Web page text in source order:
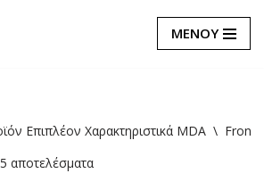
ΜΕΝΟΥ
Επιπλέον Χαρακτηριστικά MDA \ Front
αποτελέσματα